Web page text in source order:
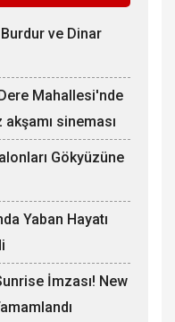
ve Dinar
Mahallesi'nde
sineması
Gökyüzüne
Yaban Hayatı
İmzası! New